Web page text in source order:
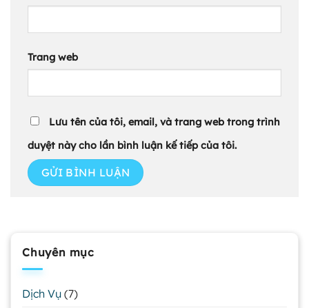
Trang web
Lưu tên của tôi, email, và trang web trong trình
duyệt này cho lần bình luận kế tiếp của tôi.
Chuyên mục
Dịch Vụ (7)